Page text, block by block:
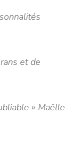
et de
» Maëlle